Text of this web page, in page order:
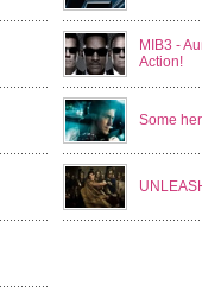
MIB3 -
Action!
Some